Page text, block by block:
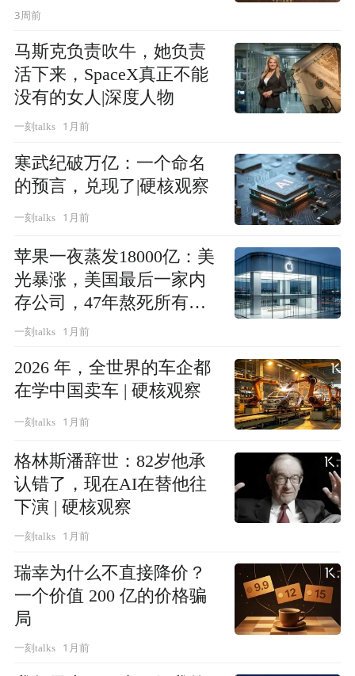
3周前
马斯克负责吹牛，她负责
活下来，SpaceX真正不能
没有的女人|深度人物
一刻talks 1月前
寒武纪破万亿：一个命名
的预言，兑现了|硬核观察
一刻talks 1月前
苹果一夜蒸发18000亿：美
光暴涨，美国最后一家内
存公司，47年熬死所有对
手 | 硬核观察
一刻talks 1月前
2026 年，全世界的车企都
在学中国卖车 | 硬核观察
一刻talks 1月前
格林斯潘辞世：82岁他承
认错了，现在AI在替他往
下演 | 硬核观察
一刻talks 1月前
瑞幸为什么不直接降价？
一个价值 200 亿的价格骗
局
一刻talks 1月前